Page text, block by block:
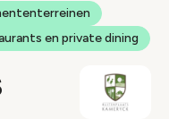
en private dining